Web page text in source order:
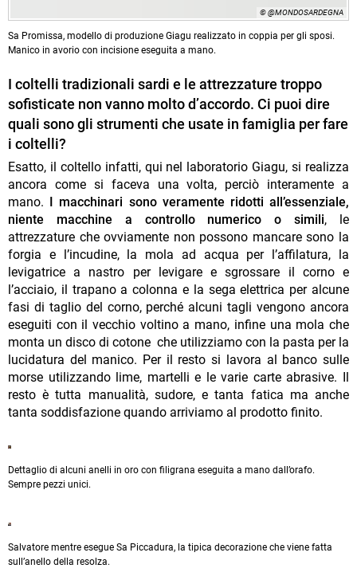
© @MONDOSARDEGNA
Sa Promissa, modello di produzione Giagu realizzato in coppia per gli sposi.
Manico in avorio con incisione eseguita a mano.
I coltelli tradizionali sardi e le attrezzature troppo
sofisticate non vanno molto d’accordo. Ci puoi dire
quali sono gli strumenti che usate in famiglia per fare
i coltelli?
Esatto, il coltello infatti, qui nel laboratorio Giagu, si realizza
ancora come si faceva una volta, perciò interamente a
mano. I macchinari sono veramente ridotti all’essenziale,
niente macchine a controllo numerico o simili, le
attrezzature che ovviamente non possono mancare sono la
forgia e l’incudine, la mola ad acqua per l’affilatura, la
levigatrice a nastro per levigare e sgrossare il corno e
l’acciaio, il trapano a colonna e la sega elettrica per alcune
fasi di taglio del corno, perché alcuni tagli vengono ancora
eseguiti con il vecchio voltino a mano, infine una mola che
monta un disco di cotone che utilizziamo con la pasta per la
lucidatura del manico. Per il resto si lavora al banco sulle
morse utilizzando lime, martelli e le varie carte abrasive. Il
resto è tutta manualità, sudore, e tanta fatica ma anche
tanta soddisfazione quando arriviamo al prodotto finito.
Dettaglio di alcuni anelli in oro con filigrana eseguita a mano dall’orafo.
Sempre pezzi unici.
Salvatore mentre esegue Sa Piccadura, la tipica decorazione che viene fatta
sull’anello della resolza.